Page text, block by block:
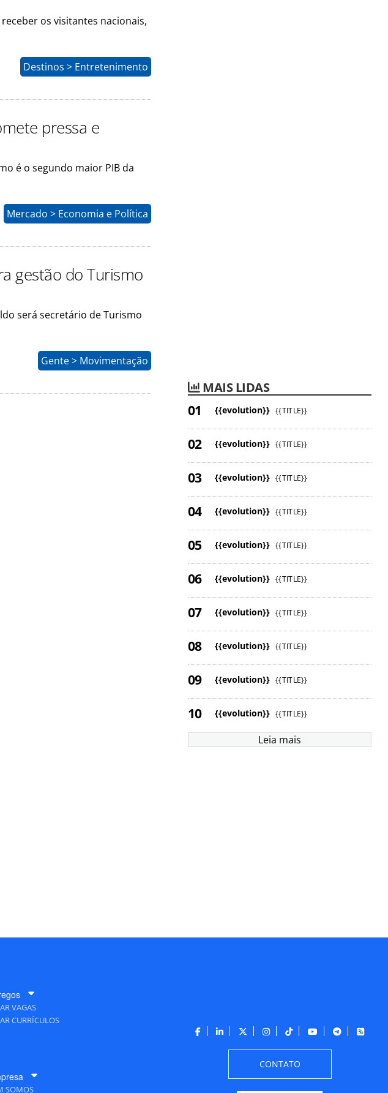
os visitantes nacionais,
Destinos > Entretenimento
pressa e
é o segundo maior PIB da
Mercado > Economia e Política
gestão do Turismo
será secretário de Turismo
Gente > Movimentação
MAIS LIDAS
{{evolution}} {{TITLE}}
{{evolution}} {{TITLE}}
{{evolution}} {{TITLE}}
{{evolution}} {{TITLE}}
{{evolution}} {{TITLE}}
{{evolution}} {{TITLE}}
{{evolution}} {{TITLE}}
{{evolution}} {{TITLE}}
{{evolution}} {{TITLE}}
{{evolution}} {{TITLE}}
Leia mais
VAGAS
CURRÍCULOS
SOMOS
CONTATO